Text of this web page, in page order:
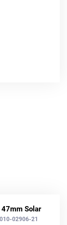
Solar
010-02906-21